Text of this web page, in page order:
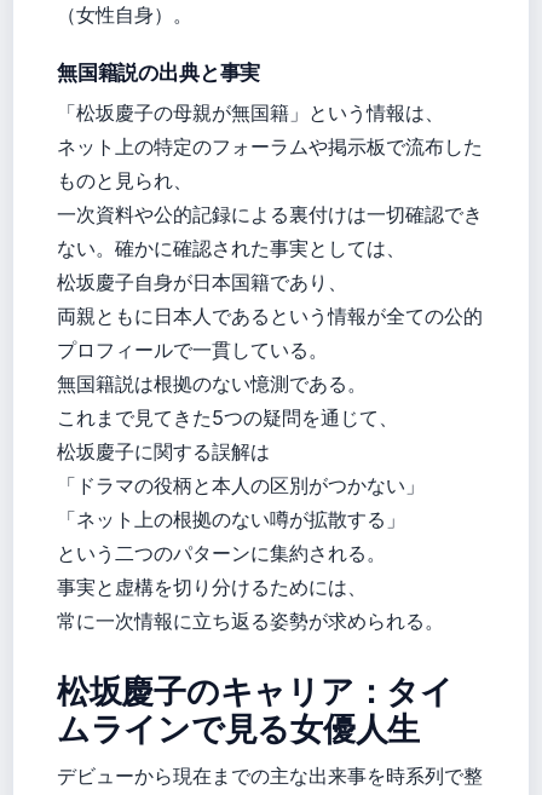
（女性自身）。
無国籍説の出典と事実
「松坂慶子の母親が無国籍」という情報は、
ネット上の特定のフォーラムや掲示板で流布した
ものと見られ、
一次資料や公的記録による裏付けは一切確認でき
ない。確かに確認された事実としては、
松坂慶子自身が日本国籍であり、
両親ともに日本人であるという情報が全ての公的
プロフィールで一貫している。
無国籍説は根拠のない憶測である。
これまで見てきた5つの疑問を通じて、
松坂慶子に関する誤解は
「ドラマの役柄と本人の区別がつかない」
「ネット上の根拠のない噂が拡散する」
という二つのパターンに集約される。
事実と虚構を切り分けるためには、
常に一次情報に立ち返る姿勢が求められる。
松坂慶子のキャリア：タイ
ムラインで見る女優人生
デビューから現在までの主な出来事を時系列で整